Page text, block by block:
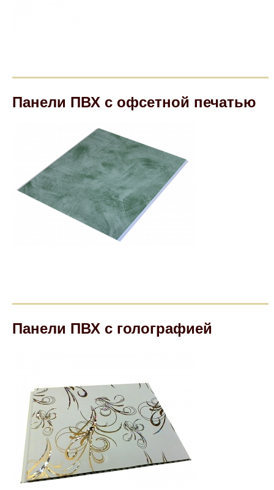
Панели ПВХ с офсетной печатью
Панели ПВХ с голографией